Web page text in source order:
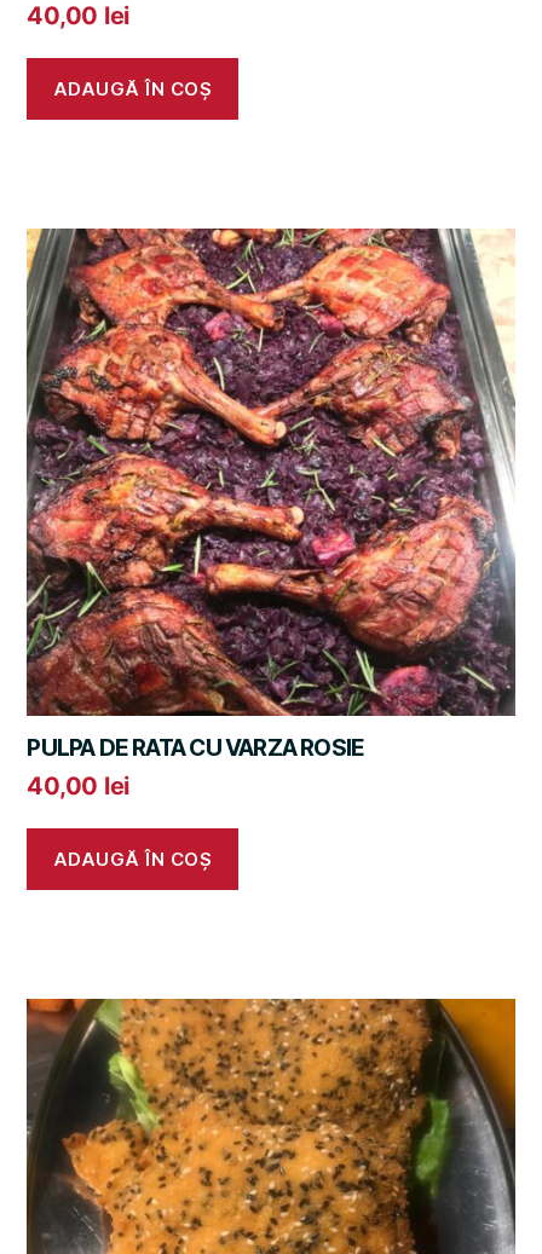
40,00 lei
ADAUGĂ ÎN COȘ
PULPA DE RATA CU VARZA ROSIE
40,00 lei
ADAUGĂ ÎN COȘ